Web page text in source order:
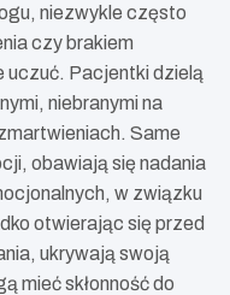
niezwykle często
czy brakiem
uczuć. Pacjentki dzielą
niebranymi na
Same
obawiają się nadania
w związku
otwierając się przed
ukrywają swoją
mieć skłonność do